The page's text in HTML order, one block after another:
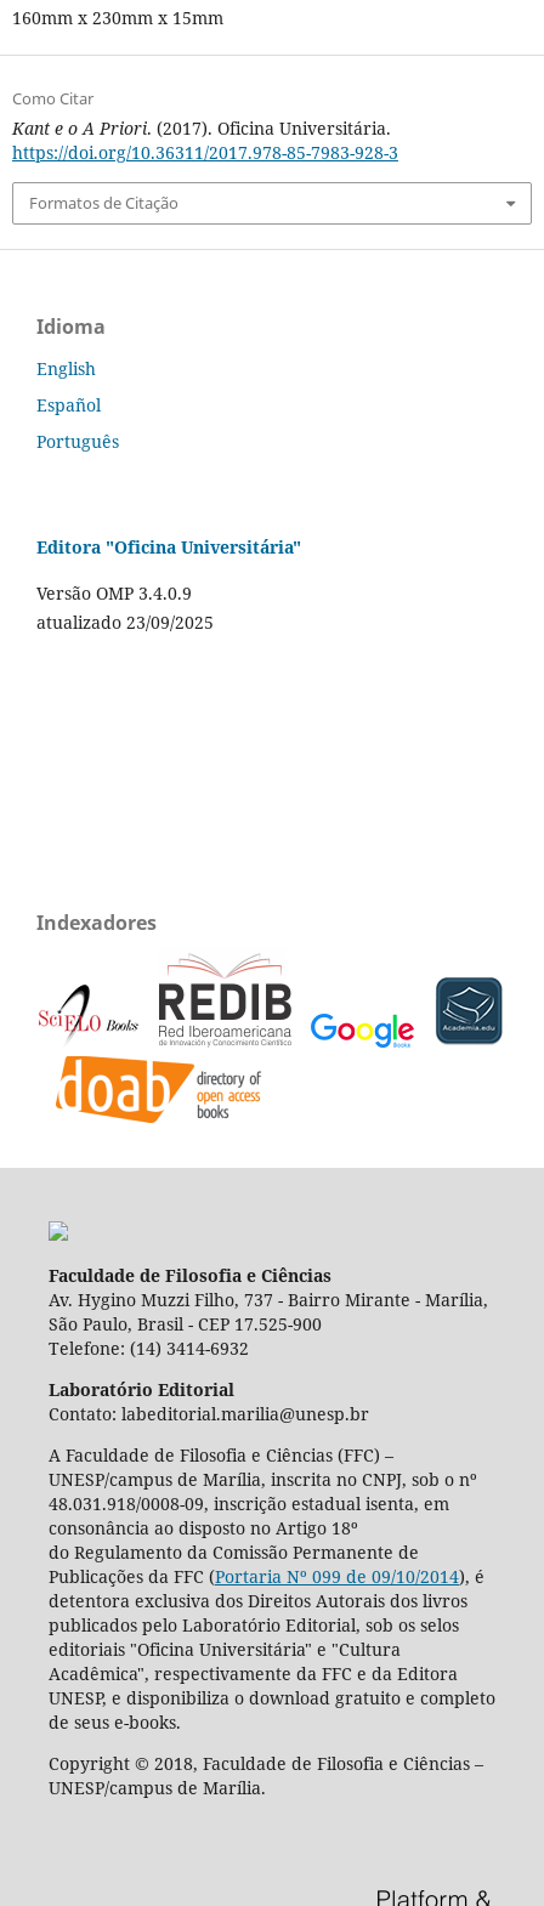
160mm x 230mm x 15mm
Como Citar
Kant e o A Priori. (2017). Oficina Universitária.
https://doi.org/10.36311/2017.978-85-7983-928-3
Formatos de Citação
Idioma
English
Español
Português
Editora "Oficina Universitária"
Versão OMP 3.4.0.9
atualizado 23/09/2025
Indexadores
Faculdade de Filosofia e Ciências
Av. Hygino Muzzi Filho, 737 - Bairro Mirante - Marília,
São Paulo, Brasil - CEP 17.525-900
Telefone: (14) 3414-6932
Laboratório Editorial
Contato: labeditorial.marilia@unesp.br
A Faculdade de Filosofia e Ciências (FFC) –
UNESP/campus de Marília, inscrita no CNPJ, sob o nº
48.031.918/0008-09, inscrição estadual isenta, em
consonância ao disposto no Artigo 18º
do Regulamento da Comissão Permanente de
Publicações da FFC (Portaria Nº 099 de 09/10/2014), é
detentora exclusiva dos Direitos Autorais dos livros
publicados pelo Laboratório Editorial, sob os selos
editoriais "Oficina Universitária" e "Cultura
Acadêmica", respectivamente da FFC e da Editora
UNESP, e disponibiliza o download gratuito e completo
de seus e-books.
Copyright © 2018, Faculdade de Filosofia e Ciências –
UNESP/campus de Marília.